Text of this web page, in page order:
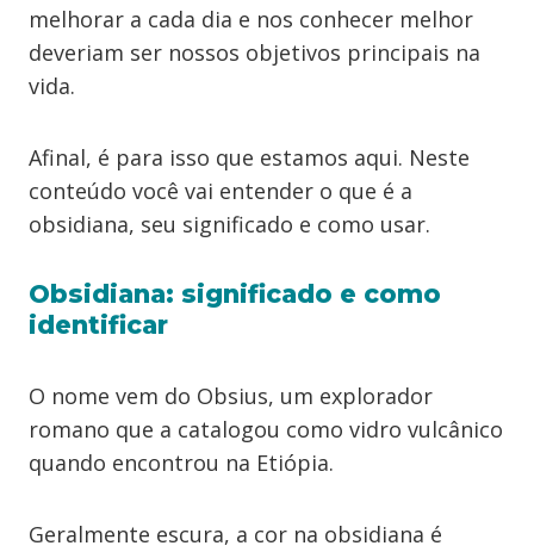
melhorar a cada dia e nos conhecer melhor
deveriam ser nossos objetivos principais na
vida.
Afinal, é para isso que estamos aqui. Neste
conteúdo você vai entender o que é a
obsidiana, seu significado e como usar.
Obsidiana: significado e como
identificar
O nome vem do Obsius, um explorador
romano que a catalogou como vidro vulcânico
quando encontrou na Etiópia.
Geralmente escura, a cor na obsidiana é